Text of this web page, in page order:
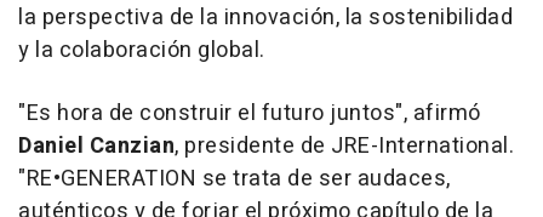
la perspectiva de la innovación, la sostenibilidad
y la colaboración global.
"Es hora de construir el futuro juntos", afirmó
Daniel Canzian, presidente de JRE-International.
"RE•GENERATION se trata de ser audaces,